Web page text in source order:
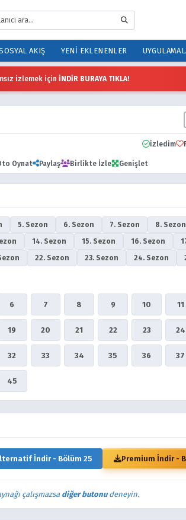
AKIŞ YENI EKLENENLER
izlemek için İNDİR BURAYA TIKLA!
İzledim
Oynat Paylaş Birlikte İzle Genişlet
5. Sezon 6. Sezon 7. Sezon 8. Sezon
14. Sezon 15. Sezon 16. Sezon
22. Sezon 23. Sezon 24. Sezon
6 7 8 9 10 11
19 20 21 22 23 24
32 33 34 35 36 37
45
İndir - Bölüm 25 Premium İndir -
çalışmazsa diğer butonudeneyin.